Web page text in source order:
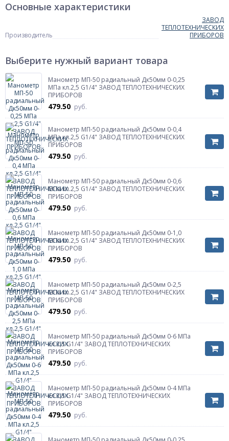
Основные характеристики
Производитель
ЗАВОД
ТЕПЛОТЕХНИЧЕСКИХ
ПРИБОРОВ
Выберите нужный вариант товара
Манометр МП-50 радиальный Дк50мм 0-0,25
МПа кл.2,5 G1/4" ЗАВОД ТЕПЛОТЕХНИЧЕСКИХ
ПРИБОРОВ
479.50 руб.
Манометр МП-50 радиальный Дк50мм 0-0,4
МПа кл.2,5 G1/4" ЗАВОД ТЕПЛОТЕХНИЧЕСКИХ
ПРИБОРОВ
479.50 руб.
Манометр МП-50 радиальный Дк50мм 0-0,6
МПа кл.2,5 G1/4" ЗАВОД ТЕПЛОТЕХНИЧЕСКИХ
ПРИБОРОВ
479.50 руб.
Манометр МП-50 радиальный Дк50мм 0-1,0
МПа кл.2,5 G1/4" ЗАВОД ТЕПЛОТЕХНИЧЕСКИХ
ПРИБОРОВ
479.50 руб.
Манометр МП-50 радиальный Дк50мм 0-2,5
МПа кл.2,5 G1/4" ЗАВОД ТЕПЛОТЕХНИЧЕСКИХ
ПРИБОРОВ
479.50 руб.
Манометр МП-50 радиальный Дк50мм 0-6 МПа
кл.2,5 G1/4" ЗАВОД ТЕПЛОТЕХНИЧЕСКИХ
ПРИБОРОВ
479.50 руб.
Манометр МП-50 радиальный Дк50мм 0-4 МПа
кл.2,5 G1/4" ЗАВОД ТЕПЛОТЕХНИЧЕСКИХ
ПРИБОРОВ
479.50 руб.